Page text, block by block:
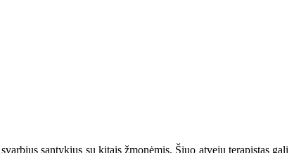
santykius su kitais žmonėmis. Šiuo atveju terapistas gali